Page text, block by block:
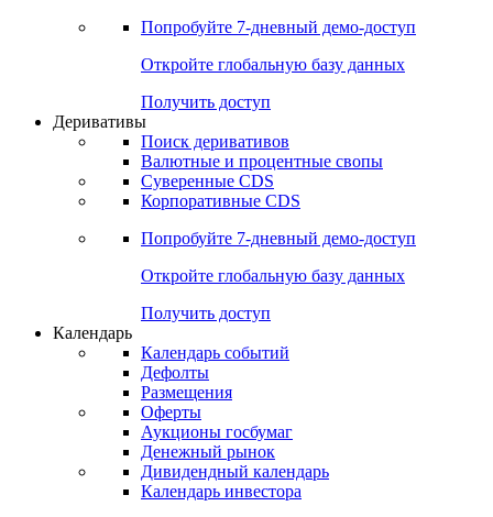
Попробуйте 7-дневный демо-доступ
Откройте глобальную базу данных
Получить доступ
Деривативы
Поиск деривативов
Валютные и процентные свопы
Суверенные CDS
Корпоративные CDS
Попробуйте 7-дневный демо-доступ
Откройте глобальную базу данных
Получить доступ
Календарь
Календарь событий
Дефолты
Размещения
Оферты
Аукционы госбумаг
Денежный рынок
Дивидендный календарь
Календарь инвестора